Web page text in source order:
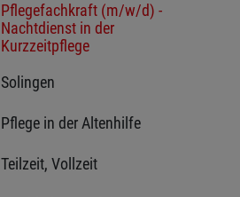
Pflegefachkraft (m/w/d) -
Nachtdienst in der
Kurzzeitpflege
Solingen
Pflege in der Altenhilfe
Teilzeit, Vollzeit